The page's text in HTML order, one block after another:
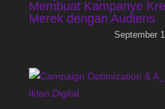
Membuat Kampanye
Merek dengan Audiens
September